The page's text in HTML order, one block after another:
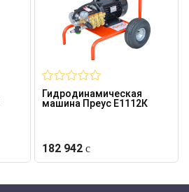
Гидродинамическая
машина Преус Е1112К
182 942